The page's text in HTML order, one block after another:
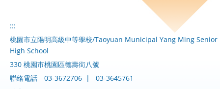
:::
桃園市立陽明高級中等學校/Taoyuan Municipal Yang Ming Senior
High School
330 桃園市桃園區德壽街八號
聯絡電話
03-3672706 |
03-3645761